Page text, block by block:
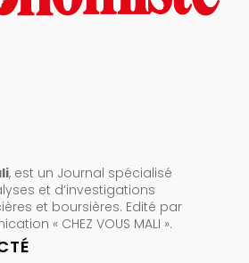
, est un Journal spécialisé
et d’investigations
et boursières. Edité par
« CHEZ VOUS MALI ».